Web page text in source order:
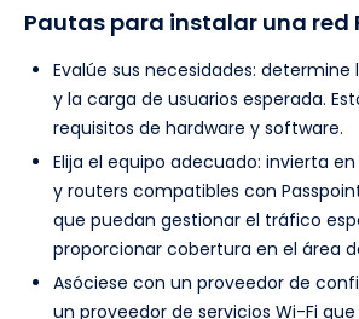
Pautas para instalar una red
Evalúe sus necesidades: determine
y la carga de usuarios esperada.
requisitos de hardware y software.
Elija el equipo adecuado: invierta
y routers compatibles con
que puedan gestionar el tráfico
proporcionar cobertura en el área
Asóciese con un proveedor de
un proveedor de servicios Wi-Fi